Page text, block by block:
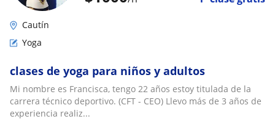
Cautín
Yoga
clases de yoga para niños y adultos
Mi nombre es Francisca, tengo 22 años estoy titulada de la
carrera técnico deportivo. (CFT - CEO) Llevo más de 3 años de
experiencia realiz...